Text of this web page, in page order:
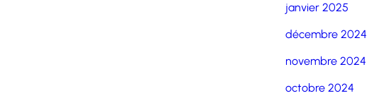
janvier 2025
décembre 2024
novembre 2024
octobre 2024